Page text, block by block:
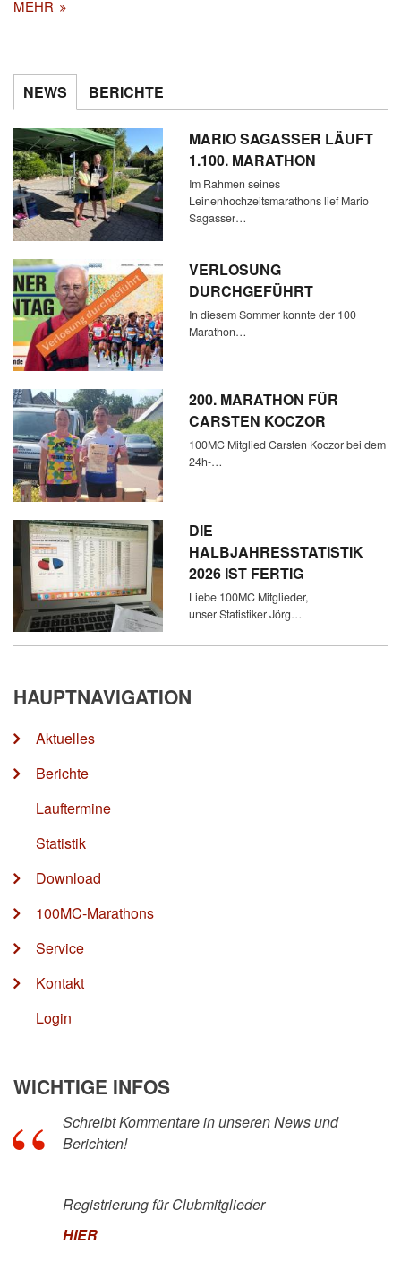
MEHR
NEWS BERICHTE
MARIO SAGASSER LÄUFT
1.100. MARATHON
Im Rahmen seines
Leinenhochzeitsmarathons lief Mario
Sagasser…
VERLOSUNG
DURCHGEFÜHRT
In diesem Sommer konnte der 100
Marathon…
200. MARATHON FÜR
CARSTEN KOCZOR
100MC Mitglied Carsten Koczor bei dem
24h-…
DIE
HALBJAHRESSTATISTIK
2026 IST FERTIG
Liebe 100MC Mitglieder,
unser Statistiker Jörg…
HAUPTNAVIGATION
Aktuelles
Berichte
Lauftermine
Statistik
Download
100MC-Marathons
Service
Kontakt
Login
WICHTIGE INFOS
Schreibt Kommentare in unseren News und
Berichten!
Registrierung für Clubmitglieder
HIER